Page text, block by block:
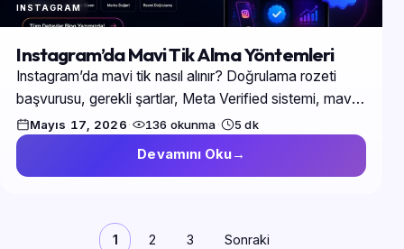
INSTAGRAM
Instagram’da Mavi Tik Alma Yöntemleri
Instagram’da mavi tik nasıl alınır? Doğrulama rozeti
başvurusu, gerekli şartlar, Meta Verified sistemi, mavi
tik alma ipuçları ve reddedilen başvurular için çözüm…
Mayıs 17, 2026· 136 okunma· 5 dk
Devamını Oku
1 2 3 Sonraki